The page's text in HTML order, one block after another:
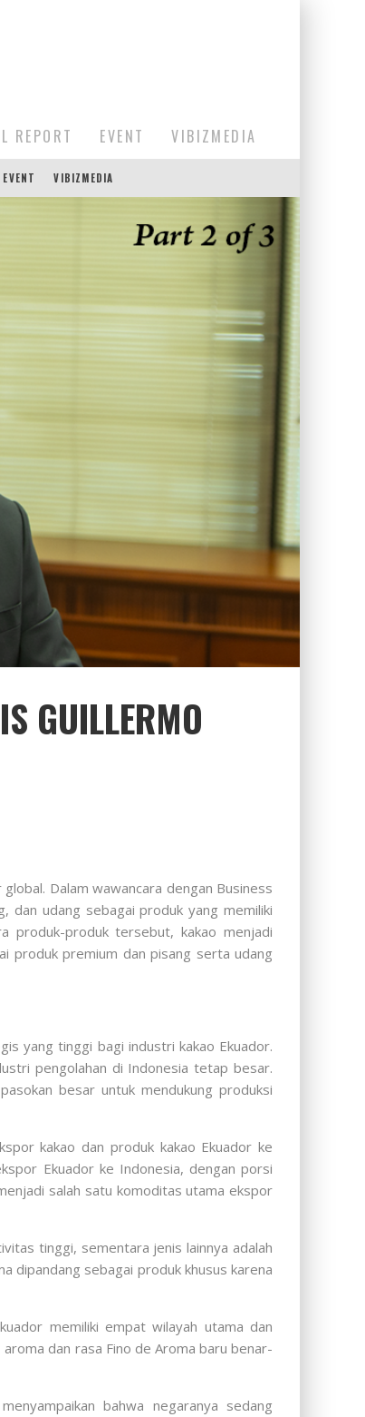
REPORT EVENT VIBIZMEDIA
EVENT VIBIZMEDIA
GUILLERMO
Dalam wawancara dengan Business
dan udang sebagai produk yang memiliki
produk-produk tersebut, kakao menjadi
produk premium dan pisang serta udang
yang tinggi bagi industri kakao Ekuador.
pengolahan di Indonesia tetap besar.
besar untuk mendukung produksi
kakao dan produk kakao Ekuador ke
Ekuador ke Indonesia, dengan porsi
salah satu komoditas utama ekspor
tinggi, sementara jenis lainnya adalah
dipandang sebagai produk khusus karena
memiliki empat wilayah utama dan
dan rasa Fino de Aroma baru benar-
bahwa negaranya sedang